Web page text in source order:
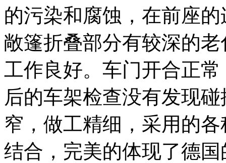
的污染和腐蚀，在前座
敞篷折叠部分有较深的
工作良好。车门开合正
后的车架检查没有发现
窄，做工精细，采用的
结合，完美的体现了德